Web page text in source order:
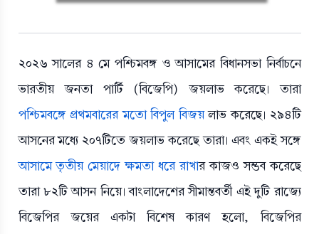
২০২৬ সালের ৪ মে পশ্চিমবঙ্গ ও আসামের বিধানসভা নির্বাচনে
ভারতীয় জনতা পার্টি (বিজেপি) জয়লাভ করেছে। তারা
পশ্চিমবঙ্গে প্রথমবারের মতো বিপুল বিজয়লাভ করেছে। ২৯৪টি
আসনের মধ্যে ২০৭টিতে জয়লাভ করেছে তারা। এবং একই সঙ্গে
আসামে তৃতীয় মেয়াদে ক্ষমতা ধরে রাখার কাজও সম্ভব করেছে
তারা ৮২টি আসন নিয়ে। বাংলাদেশের সীমান্তবর্তী এই দুটি রাজ্যে
বিজেপির জয়ের একটা বিশেষ কারণ হলো, বিজেপির